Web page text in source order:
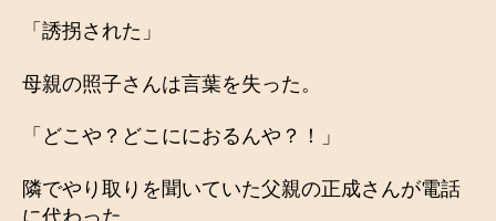
「誘拐された」
母親の照子さんは言葉を失った。
「どこや？どこににおるんや？！」
隣でやり取りを聞いていた父親の正成さんが電話
に代わった。